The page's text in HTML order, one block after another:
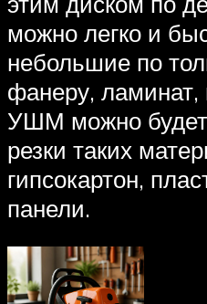
можно легко и
небольшие по
фанеру, ламинат,
УШМ можно
резки таких
гипсокартон,
панели.